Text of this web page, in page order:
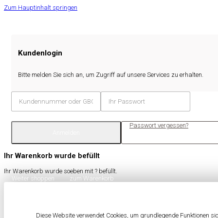
Zum Hauptinhalt springen
Kundenlogin
Bitte melden Sie sich an, um Zugriff auf unsere Services zu erhalten.
Passwort vergessen?
Ihr Warenkorb wurde befüllt
Ihr Warenkorb wurde soeben mit ? befüllt.
Weiter shoppen
zum Warenkorb
Diese Website verwendet Cookies, um grundlegende Funktionen